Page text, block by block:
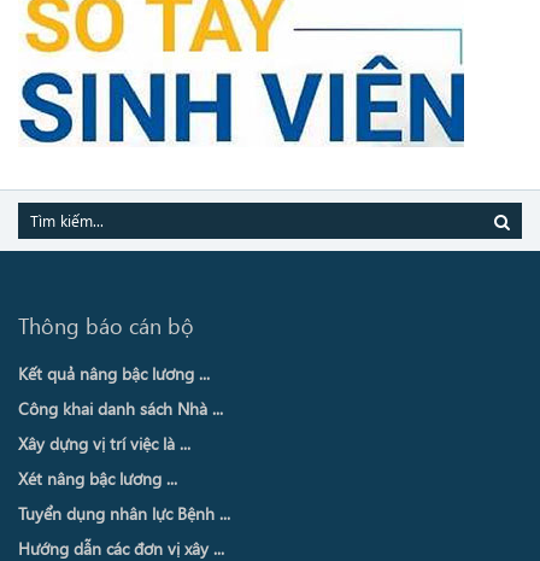
Thông báo cán bộ
Kết quả nâng bậc lương ...
Công khai danh sách Nhà ...
Xây dựng vị trí việc là ...
Xét nâng bậc lương ...
Tuyển dụng nhân lực Bệnh ...
Hướng dẫn các đơn vị xây ...